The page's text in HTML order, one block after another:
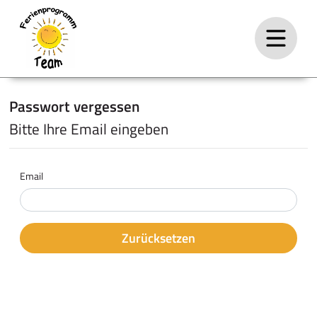
Passwort vergessen
Bitte Ihre Email eingeben
Email
Zurücksetzen